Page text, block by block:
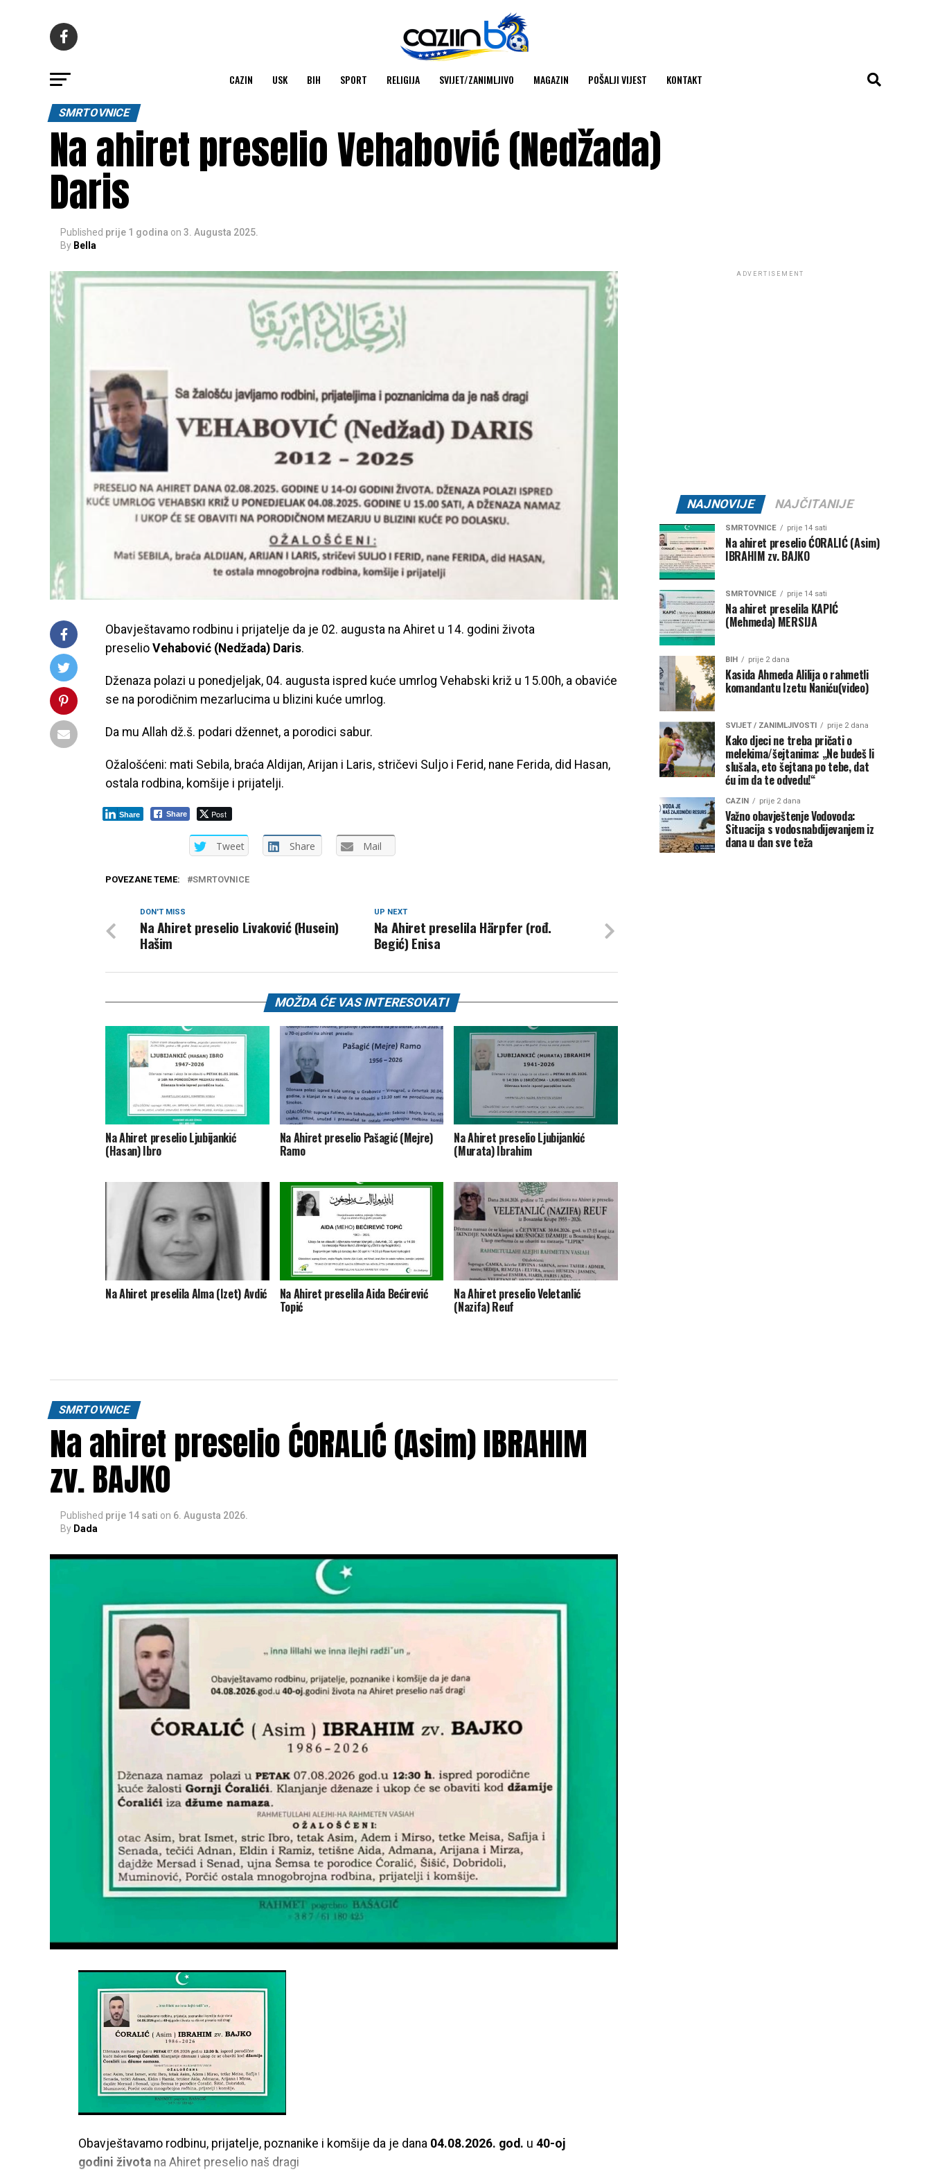
CAZIN USK BIH SPORT RELIGIJA SVIJET/ZANIMLJIVO MAGAZIN POŠALJI VIJEST KONTAKT
SMRTOVNICE
Na ahiret preselio Vehabović (Nedžada)
Daris
Published prije 1 godina on 3. Augusta 2025.
By Bella
Obavještavamo rodbinu i prijatelje da je 02. augusta na Ahiret u 14. godini života
preselio Vehabović (Nedžada) Daris.
Dženaza polazi u ponedjeljak, 04. augusta ispred kuće umrlog Vehabski križ u 15.00h, a obaviće
se na porodičnim mezarlucima u blizini kuće umrlog.
Da mu Allah dž.š. podari džennet, a porodici sabur.
Ožalošćeni: mati Sebila, braća Aldijan, Arijan i Laris, stričevi Suljo i Ferid, nane Ferida, did Hasan,
ostala rodbina, komšije i prijatelji.
Share Post
Share
Tweet Share Mail
POVEZANE TEME: SMRTOVNICE
UP NEXT
Na Ahiret preselila Härpfer (rođ.
Begić) Enisa
DON'T MISS
Na Ahiret preselio Livaković (Husein)
Hašim
MOŽDA ĆE VAS INTERESOVATI
Na Ahiret preselio Ljubijankić
(Hasan) Ibro
Na Ahiret preselio Pašagić (Mejre)
Ramo
Na Ahiret preselio Ljubijankić
(Murata) Ibrahim
Na Ahiret preselila Alma (Izet) Avdić Na Ahiret preselila Aida Bećirević
Topić
Na Ahiret preselio Veletanlić
(Nazifa) Reuf
SMRTOVNICE
Na ahiret preselio ĆORALIĆ (Asim) IBRAHIM
zv. BAJKO
Published prije 14 sati on 6. Augusta 2026.
By Dada
Obavještavamo rodbinu, prijatelje, poznanike i komšije da je dana 04.08.2026. god. u 40-oj
godini života na Ahiret preselio naš dragi
ADVERTISEMENT
NAJNOVIJE NAJČITANIJE
SMRTOVNICE prije 14 sati
Na ahiret preselio ĆORALIĆ (Asim)
IBRAHIM zv. BAJKO
SMRTOVNICE prije 14 sati
Na ahiret preselila KAPIĆ
(Mehmeda) MERSIJA
BIH prije 2 dana
Kasida Ahmeda Alilija o rahmetli
komandantu Izetu Naniću(video)
SVIJET / ZANIMLJIVOSTI prije 2 dana
Kako djeci ne treba pričati o
melekima/šejtanima: „Ne budeš li
slušala, eto šejtana po tebe, dat
ću im da te odvedu!“
CAZIN prije 2 dana
Važno obavještenje Vodovoda:
Situacija s vodosnabdijevanjem iz
dana u dan sve teža